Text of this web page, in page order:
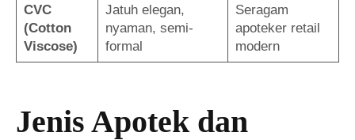
CVC
(Cotton
Viscose)
Jatuh elegan,
nyaman, semi-
formal
Seragam
apoteker retail
modern
Jenis Apotek dan